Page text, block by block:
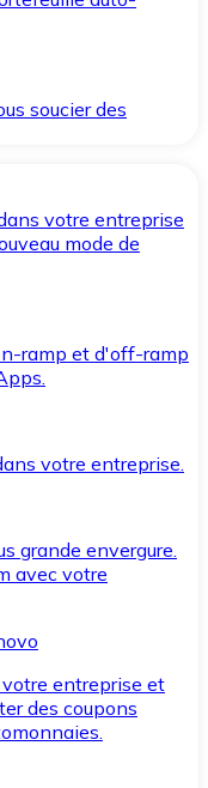
soucier des
votre entreprise
mode de
ramp et d'off-ramp
votre entreprise.
grande envergure.
avec votre
entreprise et
des coupons